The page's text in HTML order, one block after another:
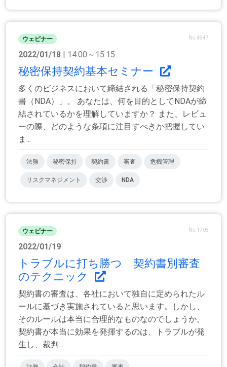
ウェビナー No.4847
2022/01/18 | 14:00～15:15
秘密保持契約基本セミナー
多くのビジネスにおいて締結される「秘密保持契約
書（NDA）」。 あなたは、何を目的としてNDAが締
結されているかを理解していますか？ また、レビュ
ーの際、どのような条項に注目すべきか把握してい
ま...
法務 秘密保持 契約書 審査 危機管理
リスクマネジメント 交渉 NDA
ウェビナー No.1708
2022/01/19
トラブルに打ち勝つ 契約書別審査
のテクニック
契約書の審査は、各社において独自に定められたル
ールに基づき実施されていると思います。しかし、
そのルールは本当に合理的なものなのでしょうか。
契約書が本当に効果を発揮するのは、トラブルが発
生し、裁判...